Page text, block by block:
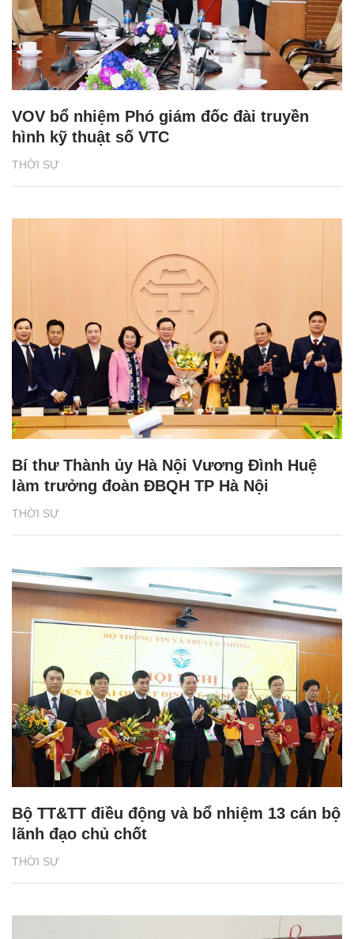
THỜI SỰ
VOV bổ nhiệm Phó giám đốc đài truyền
hình kỹ thuật số VTC
THỜI SỰ
Bí thư Thành ủy Hà Nội Vương Đình Huệ
làm trưởng đoàn ĐBQH TP Hà Nội
THỜI SỰ
Bộ TT&TT điều động và bổ nhiệm 13 cán bộ
lãnh đạo chủ chốt